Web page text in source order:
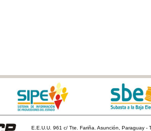
E.E.U.U. 961 c/ Tte. Fariña. Asunción, Paraguay -